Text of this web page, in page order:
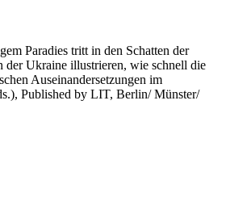
Paradies tritt in den Schatten der
der Ukraine illustrieren, wie schnell die
Auseinandersetzungen im
Published by LIT, Berlin/ Münster/